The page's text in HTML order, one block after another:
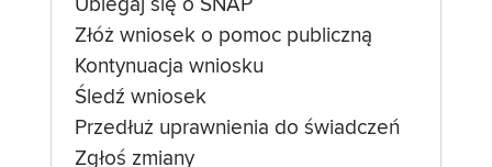
Ubiegaj się o SNAP
Złóż wniosek o pomoc publiczną
Kontynuacja wniosku
Śledź wniosek
Przedłuż uprawnienia do świadczeń
Zgłoś zmiany